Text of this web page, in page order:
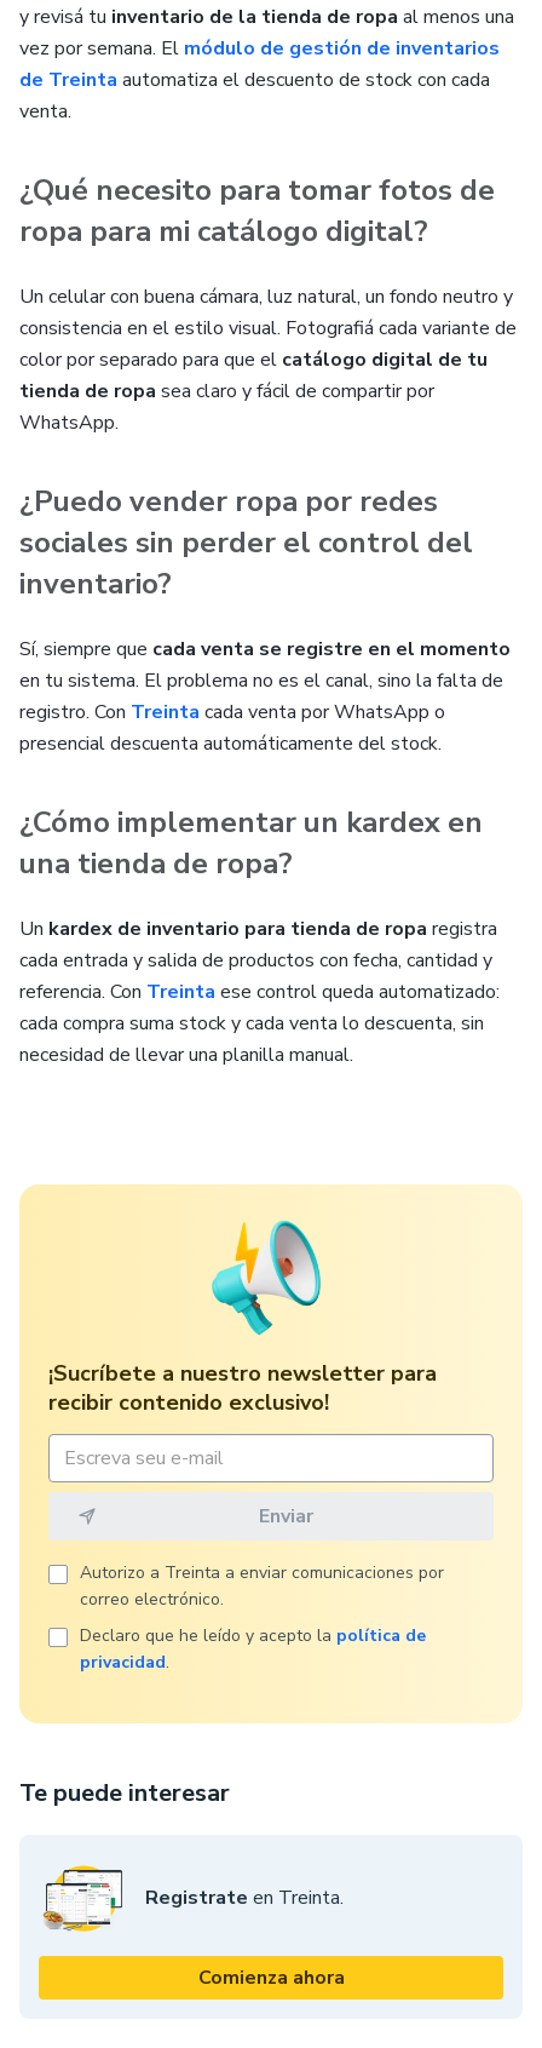
Te puede interesar
Registrate en Treinta.
Comienza ahora
y revisá tu inventario de la tienda de ropa al menos una
vez por semana. El módulo de gestión de inventarios
de Treinta automatiza el descuento de stock con cada
venta.
¿Qué necesito para tomar fotos de
ropa para mi catálogo digital?
Un celular con buena cámara, luz natural, un fondo neutro y
consistencia en el estilo visual. Fotografiá cada variante de
color por separado para que el catálogo digital de tu
tienda de ropa sea claro y fácil de compartir por
WhatsApp.
¿Puedo vender ropa por redes
sociales sin perder el control del
inventario?
Sí, siempre que cada venta se registre en el momento
en tu sistema. El problema no es el canal, sino la falta de
registro. Con Treinta cada venta por WhatsApp o
presencial descuenta automáticamente del stock.
¿Cómo implementar un kardex en
una tienda de ropa?
Un kardex de inventario para tienda de ropa registra
cada entrada y salida de productos con fecha, cantidad y
referencia. Con Treinta ese control queda automatizado:
cada compra suma stock y cada venta lo descuenta, sin
necesidad de llevar una planilla manual.
¡Sucríbete a nuestro newsletter para
recibir contenido exclusivo!
Autorizo ​​a Treinta a enviar comunicaciones por
correo electrónico.
Declaro que he leído y acepto la política de
privacidad.